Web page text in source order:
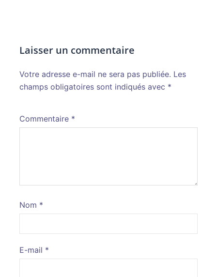
Laisser un commentaire
Votre adresse e-mail ne sera pas publiée. Les
champs obligatoires sont indiqués avec *
Commentaire *
Nom *
E-mail *
Alternative: